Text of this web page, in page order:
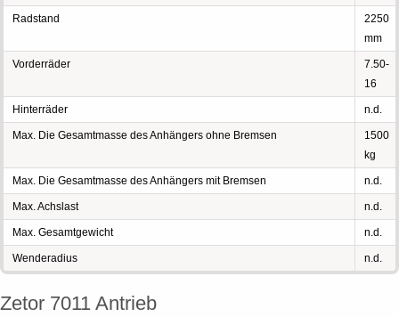
Radstand
2250
mm
Vorderräder
7.50-
16
Hinterräder n.d.
Max. Die Gesamtmasse des Anhängers ohne Bremsen
1500
kg
Max. Die Gesamtmasse des Anhängers mit Bremsen n.d.
Max. Achslast n.d.
Max. Gesamtgewicht n.d.
Wenderadius n.d.
Zetor 7011 Antrieb